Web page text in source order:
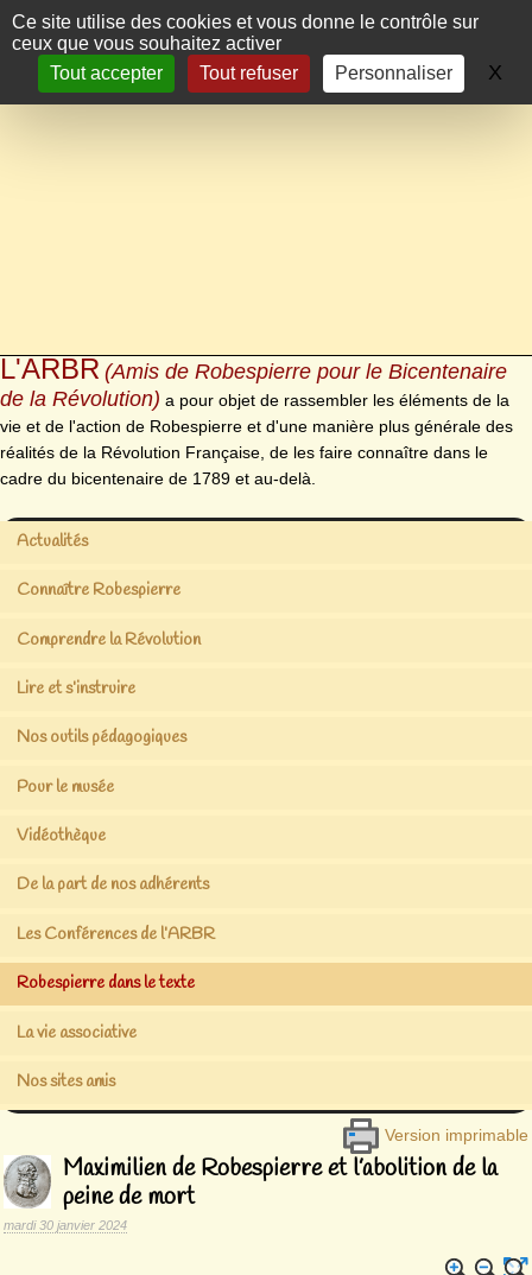
Panneau de gestion des cookies
Ce site utilise des cookies et vous donne le contrôle sur
ceux que vous souhaitez activer
Tout accepter
Tout refuser Personnaliser X
L'ARBR (Amis de Robespierre pour le Bicentenaire
de la Révolution) a pour objet de rassembler les éléments de la
vie et de l'action de Robespierre et d'une manière plus générale des
réalités de la Révolution Française, de les faire connaître dans le
cadre du bicentenaire de 1789 et au-delà.
Actualités
Connaître Robespierre
Comprendre la Révolution
Lire et s’instruire
Nos outils pédagogiques
Pour le musée
Vidéothèque
De la part de nos adhérents
Les Conférences de l’ARBR
Robespierre dans le texte
La vie associative
Nos sites amis
Version imprimable
Maximilien de Robespierre et l’abolition de la
peine de mort
mardi 30 janvier 2024